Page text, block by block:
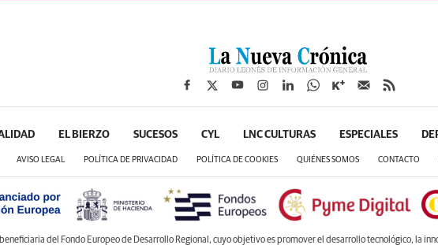
EL BIERZO SUCESOS CYL LNC CULTURAS ESPECIALES
AVISO LEGAL POLÍTICA DE PRIVACIDAD POLÍTICA DE COOKIES QUIÉNES SOMOS CONTACTO
del Fondo Europeo de Desarrollo Regional, cuyo objetivo es promover el desarrollo tecnológico, la